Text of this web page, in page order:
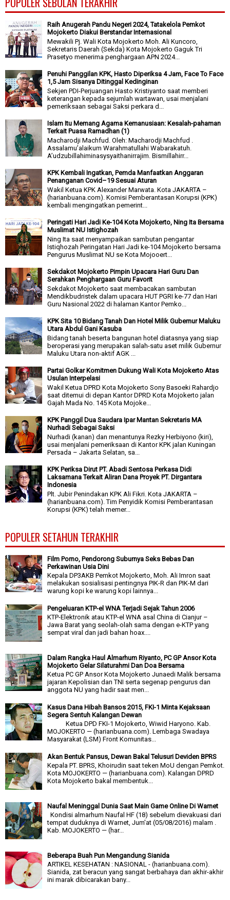
Raih Anugerah Pandu Negeri 2024, Tatakelola Pemkot
Mojokerto Diakui Berstandar Internasional
Mewakili Pj. Wali Kota Mojokerto Moh. Ali Kuncoro,
Sekretaris Daerah (Sekda) Kota Mojokerto Gaguk Tri
Prasetyo menerima penghargaan APN 2024...
Penuhi Panggilan KPK, Hasto Diperiksa 4 Jam, Face To Face
1,5 Jam Sisanya Ditinggal Kedinginan
Sekjen PDI-Perjuangan Hasto Kristiyanto saat memberi
keterangan kepada sejumlah wartawan, usai menjalani
pemeriksaan sebagai Saksi perkara d...
Islam Itu Memang Agama Kemanusiaan: Kesalah-pahaman
Terkait Puasa Ramadhan (1)
Macharodji Machfud. Oleh: Macharodji Machfud .
Assalamu’alaikum Warahmatullahi Wabarakatuh.
A’udzubillahiminasysyaithanirrajim. Bismillahirr...
KPK Kembali Ingatkan, Pemda Manfaatkan Anggaran
Penanganan Covid–19 Sesuai Aturan
Wakil Ketua KPK Alexander Marwata. Kota JAKARTA –
(harianbuana.com). Komisi Pemberantasan Korupsi (KPK)
kembali mengingatkan pemerint...
Peringati Hari Jadi Ke-104 Kota Mojokerto, Ning Ita Bersama
Muslimat NU Istighozah
Ning Ita saat menyampaikan sambutan pengantar
Istiqhozah Peringatan Hari Jadi ke-104 Mojokerto bersama
Pengurus Muslimat NU se Kota Mojooert...
Sekdakot Mojokerto Pimpin Upacara Hari Guru Dan
Serahkan Penghargaan Guru Favorit
Sekdakot Mojokerto saat membacakan sambutan
Mendikbudristek dalam upacara HUT PGRI ke-77 dan Hari
Guru Nasional 2022 di halaman Kantor Pemko...
KPK Sita 10 Bidang Tanah Dan Hotel Milik Gubernur Maluku
Utara Abdul Gani Kasuba
Bidang tanah beserta bangunan hotel diatasnya yang siap
beroperasi yang merupakan salah-satu aset milik Gubernur
Maluku Utara non-aktif AGK ...
Partai Golkar Komitmen Dukung Wali Kota Mojokerto Atas
Usulan Interpelasi
Wakil Ketua DPRD Kota Mojokerto Sony Basoeki Rahardjo
saat ditemui di depan Kantor DPRD Kota Mojokerto jalan
Gajah Mada No. 145 Kota Mojoke...
KPK Panggil Dua Saudara Ipar Mantan Sekretaris MA
Nurhadi Sebagai Saksi
Nurhadi (kanan) dan menantunya Rezky Herbiyono (kiri),
usai menjalani pemeriksaan di Kantor KPK jalan Kuningan
Persada – Jakarta Selatan, sa...
KPK Periksa Dirut PT. Abadi Sentosa Perkasa Didi
Laksamana Terkait Aliran Dana Proyek PT. Dirgantara
Indonesia
Plt. Jubir Penindakan KPK Ali Fikri. Kota JAKARTA –
(harianbuana.com). Tim Penyidik Komisi Pemberantasan
Korupsi (KPK) telah memer...
POPULER SETAHUN TERAKHIR
Film Porno, Pendorong Suburnya Seks Bebas Dan
Perkawinan Usia Dini
Kepala DP3AKB Pemkot Mojokerto, Moh. Ali Imron saat
melakukan sosialisasi pentingnya PIK-R dan PIK-M dari
warung kopi ke warung kopi lainnya...
Pengeluaran KTP-el WNA Terjadi Sejak Tahun 2006
KTP-Elektronik atau KTP-el WNA asal China di Cianjur –
Jawa Barat yang seolah-olah sama dengan e-KTP yang
sempat viral dan jadi bahan hoax....
Dalam Rangka Haul Almarhum Riyanto, PC GP Ansor Kota
Mojokerto Gelar Silaturahmi Dan Doa Bersama
Ketua PC GP Ansor Kota Mojokerto Junaedi Malik bersama
jajaran Kepolisian dan TNI serta segenap pengurus dan
anggota NU yang hadir saat men...
Kasus Dana Hibah Bansos 2015, FKI-1 Minta Kejaksaan
Segera Sentuh Kalangan Dewan
Ketua DPD FKI-1 Mojokerto, Wiwid Haryono. Kab.
MOJOKERTO — (harianbuana.com). Lembaga Swadaya
Masyarakat (LSM) Front Komunitas...
Akan Bentuk Pansus, Dewan Bakal Telusuri Deviden BPRS
Kepala PT. BPRS, Khoirudin saat teken MoU dengan Pemkot.
Kota MOJOKERTO — (harianbuana.com). Kalangan DPRD
Kota Mojokerto bakal membentuk...
Naufal Meninggal Dunia Saat Main Game Online Di Warnet
Kondisi almarhum Naufal HF (18) sebelum dievakuasi dari
tempat duduknya di Warnet, Jum'at (05/08/2016) malam .
Kab. MOJOKERTO — (har...
Beberapa Buah Pun Mengandung Sianida
ARTIKEL KESEHATAN : NASIONAL - (harianbuana.com).
Sianida, zat beracun yang sangat berbahaya dan akhir-akhir
ini marak dibicarakan bany...